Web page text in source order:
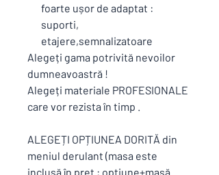
foarte ușor de adaptat :
suporti,
etajere,semnalizatoare
Alegeți gama potrivită nevoilor
dumneavoastră !
Alegeți materiale PROFESIONALE
care vor rezista în timp .
ALEGEȚI OPȚIUNEA DORITĂ din
meniul derulant (masa este
inclusă în preț : opțiune+masă